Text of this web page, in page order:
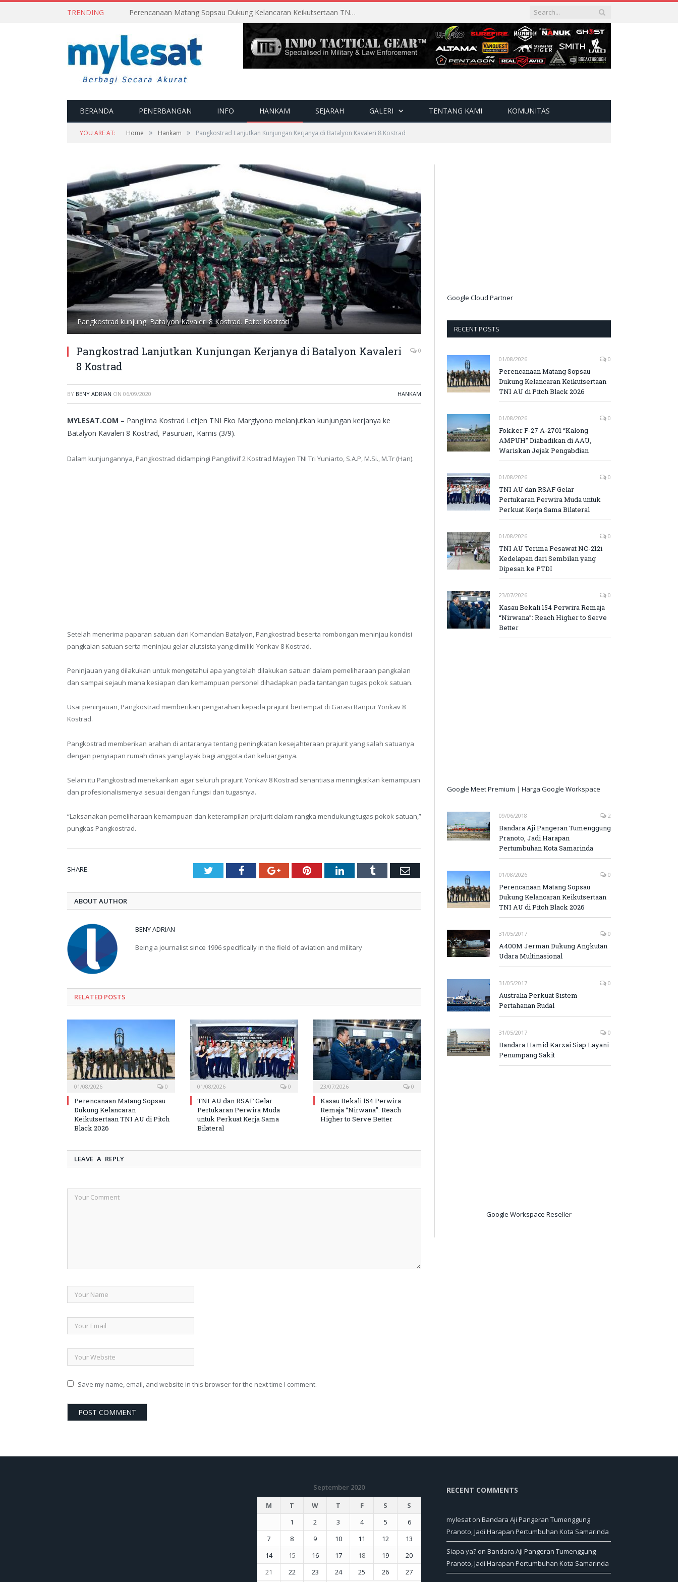
TRENDING Perencanaan Matang Sopsau Dukung Kelancaran Keikutsertaan TNI AU di Pitch Black 2026
BERANDA PENERBANGAN INFO HANKAM SEJARAH GALERI TENTANG KAMI KOMUNITAS
YOU ARE AT: Home » Hankam » Pangkostrad Lanjutkan Kunjungan Kerjanya di Batalyon Kavaleri 8 Kostrad
Pangkostrad kunjungi Batalyon Kavaleri 8 Kostrad. Foto: Kostrad
Pangkostrad Lanjutkan Kunjungan Kerjanya di Batalyon Kavaleri
8 Kostrad
0
BY BENY ADRIAN ON 06/09/2020 HANKAM
MYLESAT.COM – Panglima Kostrad Letjen TNI Eko Margiyono melanjutkan kunjungan kerjanya ke
Batalyon Kavaleri 8 Kostrad, Pasuruan, Kamis (3/9).
Dalam kunjungannya, Pangkostrad didampingi Pangdivif 2 Kostrad Mayjen TNI Tri Yuniarto, S.A.P, M.Si., M.Tr (Han).
Setelah menerima paparan satuan dari Komandan Batalyon, Pangkostrad beserta rombongan meninjau kondisi
pangkalan satuan serta meninjau gelar alutsista yang dimiliki Yonkav 8 Kostrad.
Peninjauan yang dilakukan untuk mengetahui apa yang telah dilakukan satuan dalam pemeliharaan pangkalan
dan sampai sejauh mana kesiapan dan kemampuan personel dihadapkan pada tantangan tugas pokok satuan.
Usai peninjauan, Pangkostrad memberikan pengarahan kepada prajurit bertempat di Garasi Ranpur Yonkav 8
Kostrad.
Pangkostrad memberikan arahan di antaranya tentang peningkatan kesejahteraan prajurit yang salah satuanya
dengan penyiapan rumah dinas yang layak bagi anggota dan keluarganya.
Selain itu Pangkostrad menekankan agar seluruh prajurit Yonkav 8 Kostrad senantiasa meningkatkan kemampuan
dan profesionalismenya sesuai dengan fungsi dan tugasnya.
“Laksanakan pemeliharaan kemampuan dan keterampilan prajurit dalam rangka mendukung tugas pokok satuan,”
pungkas Pangkostrad.
SHARE. TwitterFacebookGoogle+PinterestLinkedInTumblr Email
ABOUT AUTHOR
BENY ADRIAN
Being a journalist since 1996 specifically in the field of aviation and military
RELATED POSTS
01/08/2026 0
Perencanaan Matang Sopsau
Dukung Kelancaran
Keikutsertaan TNI AU di Pitch
Black 2026
01/08/2026 0
TNI AU dan RSAF Gelar
Pertukaran Perwira Muda
untuk Perkuat Kerja Sama
Bilateral
23/07/2026 0
Kasau Bekali 154 Perwira
Remaja “Nirwana”: Reach
Higher to Serve Better
LEAVE A REPLY
Save my name, email, and website in this browser for the next time I comment.
Google Cloud Partner
RECENT POSTS
01/08/2026 0
Perencanaan Matang Sopsau
Dukung Kelancaran Keikutsertaan
TNI AU di Pitch Black 2026
01/08/2026 0
Fokker F-27 A-2701 “Kalong
AMPUH” Diabadikan di AAU,
Wariskan Jejak Pengabdian
01/08/2026 0
TNI AU dan RSAF Gelar
Pertukaran Perwira Muda untuk
Perkuat Kerja Sama Bilateral
01/08/2026 0
TNI AU Terima Pesawat NC-212i
Kedelapan dari Sembilan yang
Dipesan ke PTDI
23/07/2026 0
Kasau Bekali 154 Perwira Remaja
“Nirwana”: Reach Higher to Serve
Better
Google Meet Premium | Harga Google Workspace
09/06/2018 2
Bandara Aji Pangeran Tumenggung
Pranoto, Jadi Harapan
Pertumbuhan Kota Samarinda
01/08/2026 0
Perencanaan Matang Sopsau
Dukung Kelancaran Keikutsertaan
TNI AU di Pitch Black 2026
31/05/2017 0
A400M Jerman Dukung Angkutan
Udara Multinasional
31/05/2017 0
Australia Perkuat Sistem
Pertahanan Rudal
31/05/2017 0
Bandara Hamid Karzai Siap Layani
Penumpang Sakit
Google Workspace Reseller
September 2020
M
T W T F S
S
1
2 3 4 5
6
7
8 9 10 11 12
13
14
15 16 17 18 19
20
21
22 23 24 25 26 27
RECENT COMMENTS
mylesat on Bandara Aji Pangeran Tumenggung
Pranoto, Jadi Harapan Pertumbuhan Kota Samarinda
Siapa ya? on Bandara Aji Pangeran Tumenggung
Pranoto, Jadi Harapan Pertumbuhan Kota Samarinda